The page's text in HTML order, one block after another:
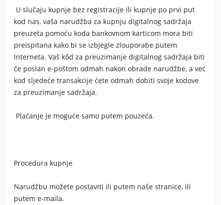
U slučaju kupnje bez registracije ili kupnje po prvi put
kod nas, vaša narudžba za kupnju digitalnog sadržaja
preuzeta pomoću koda bankovnom karticom mora biti
preispitana kako bi se izbjegle zlouporabe putem
Interneta. Vaš kôd za preuzimanje digitalnog sadržaja biti
će poslan e-poštom odmah nakon obrade narudžbe, a već
kod sljedeće transakcije ćete odmah dobiti svoje kodove
za preuzimanje sadržaja.
Plaćanje je moguće samo putem pouzeća.
Procedura kupnje
Narudžbu možete postaviti ili putem naše stranice, ili
putem e-maila.